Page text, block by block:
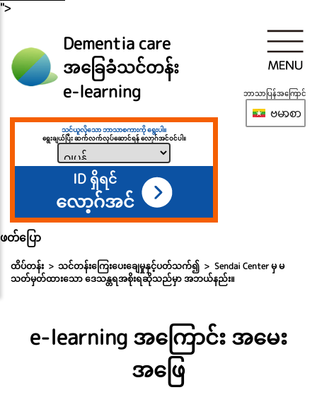
">
Dementia care
အခြေခံသင်တန်း
e-learning
သင်ယူလိုသော ဘာသာစကားကို ရွေးပါ။
ရွေးချယ်ပြီး ဆက်လက်လုပ်ဆောင်ရန် လော့ဂ်အင်ဝင်ပါ။
ID ရှိရင်
လော့ဂ်အင်
ဖတ်ပြော
ဘာသာပြန်အကြောင်
ဗမာစာ
ထိပ်တန်း သင်တန်းကြေးပေးချေမှုနှင့်ပတ်သက်၍
Sendai Center မှ မ
သတ်မှတ်ထားသော ဒေသန္တရအစိုးရဆိုသည်မှာ အဘယ်နည်း။
e-learning အကြောင်း အမေး
အဖြေ